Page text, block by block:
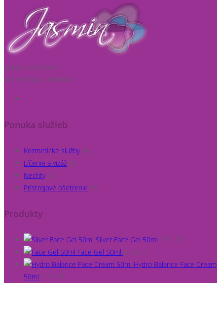
ADELA JAKUBOVÁ
kozmetička a vizážistka
Ponuka služieb
Kozmetické služby(4)
Líčenie a vizáž (8)
Nechty(4)
Prístrojové ošetrenie (5)
Produkty
Silver Face Gel 50ml € 51.79
Face Gel 50ml € 58.73
Hydro Balance Face Cream
50ml € 31.78